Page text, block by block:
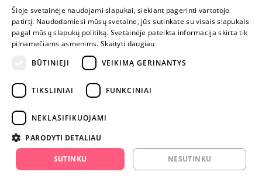
NENUSTOK
ŽAISTI
+370 600 84088
info@fantazijos.lt
instagram.com/fantazijos.lt
Karjera
Šioje svetainėje naudojami slapukai, siekiant pagerinti vartotojo
patirtį. Naudodamiesi mūsų svetaine, jūs sutinkate su visais slapukais
pagal mūsų slapukų politiką. Svetainėje pateikta informacija skirta tik
pilnamečiams asmenims. Skaityti daugiau
BŪTINIEJI
VEIKIMĄ GERINANTYS
TIKSLINIAI FUNKCINIAI
NEKLASIFIKUOJAMI
PARODYTI DETALIAU
SUTINKU NESUTINKU